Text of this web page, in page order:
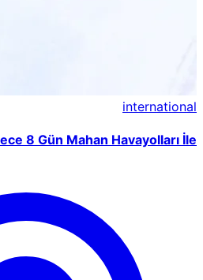
international
8 Gün Mahan Havayolları İle